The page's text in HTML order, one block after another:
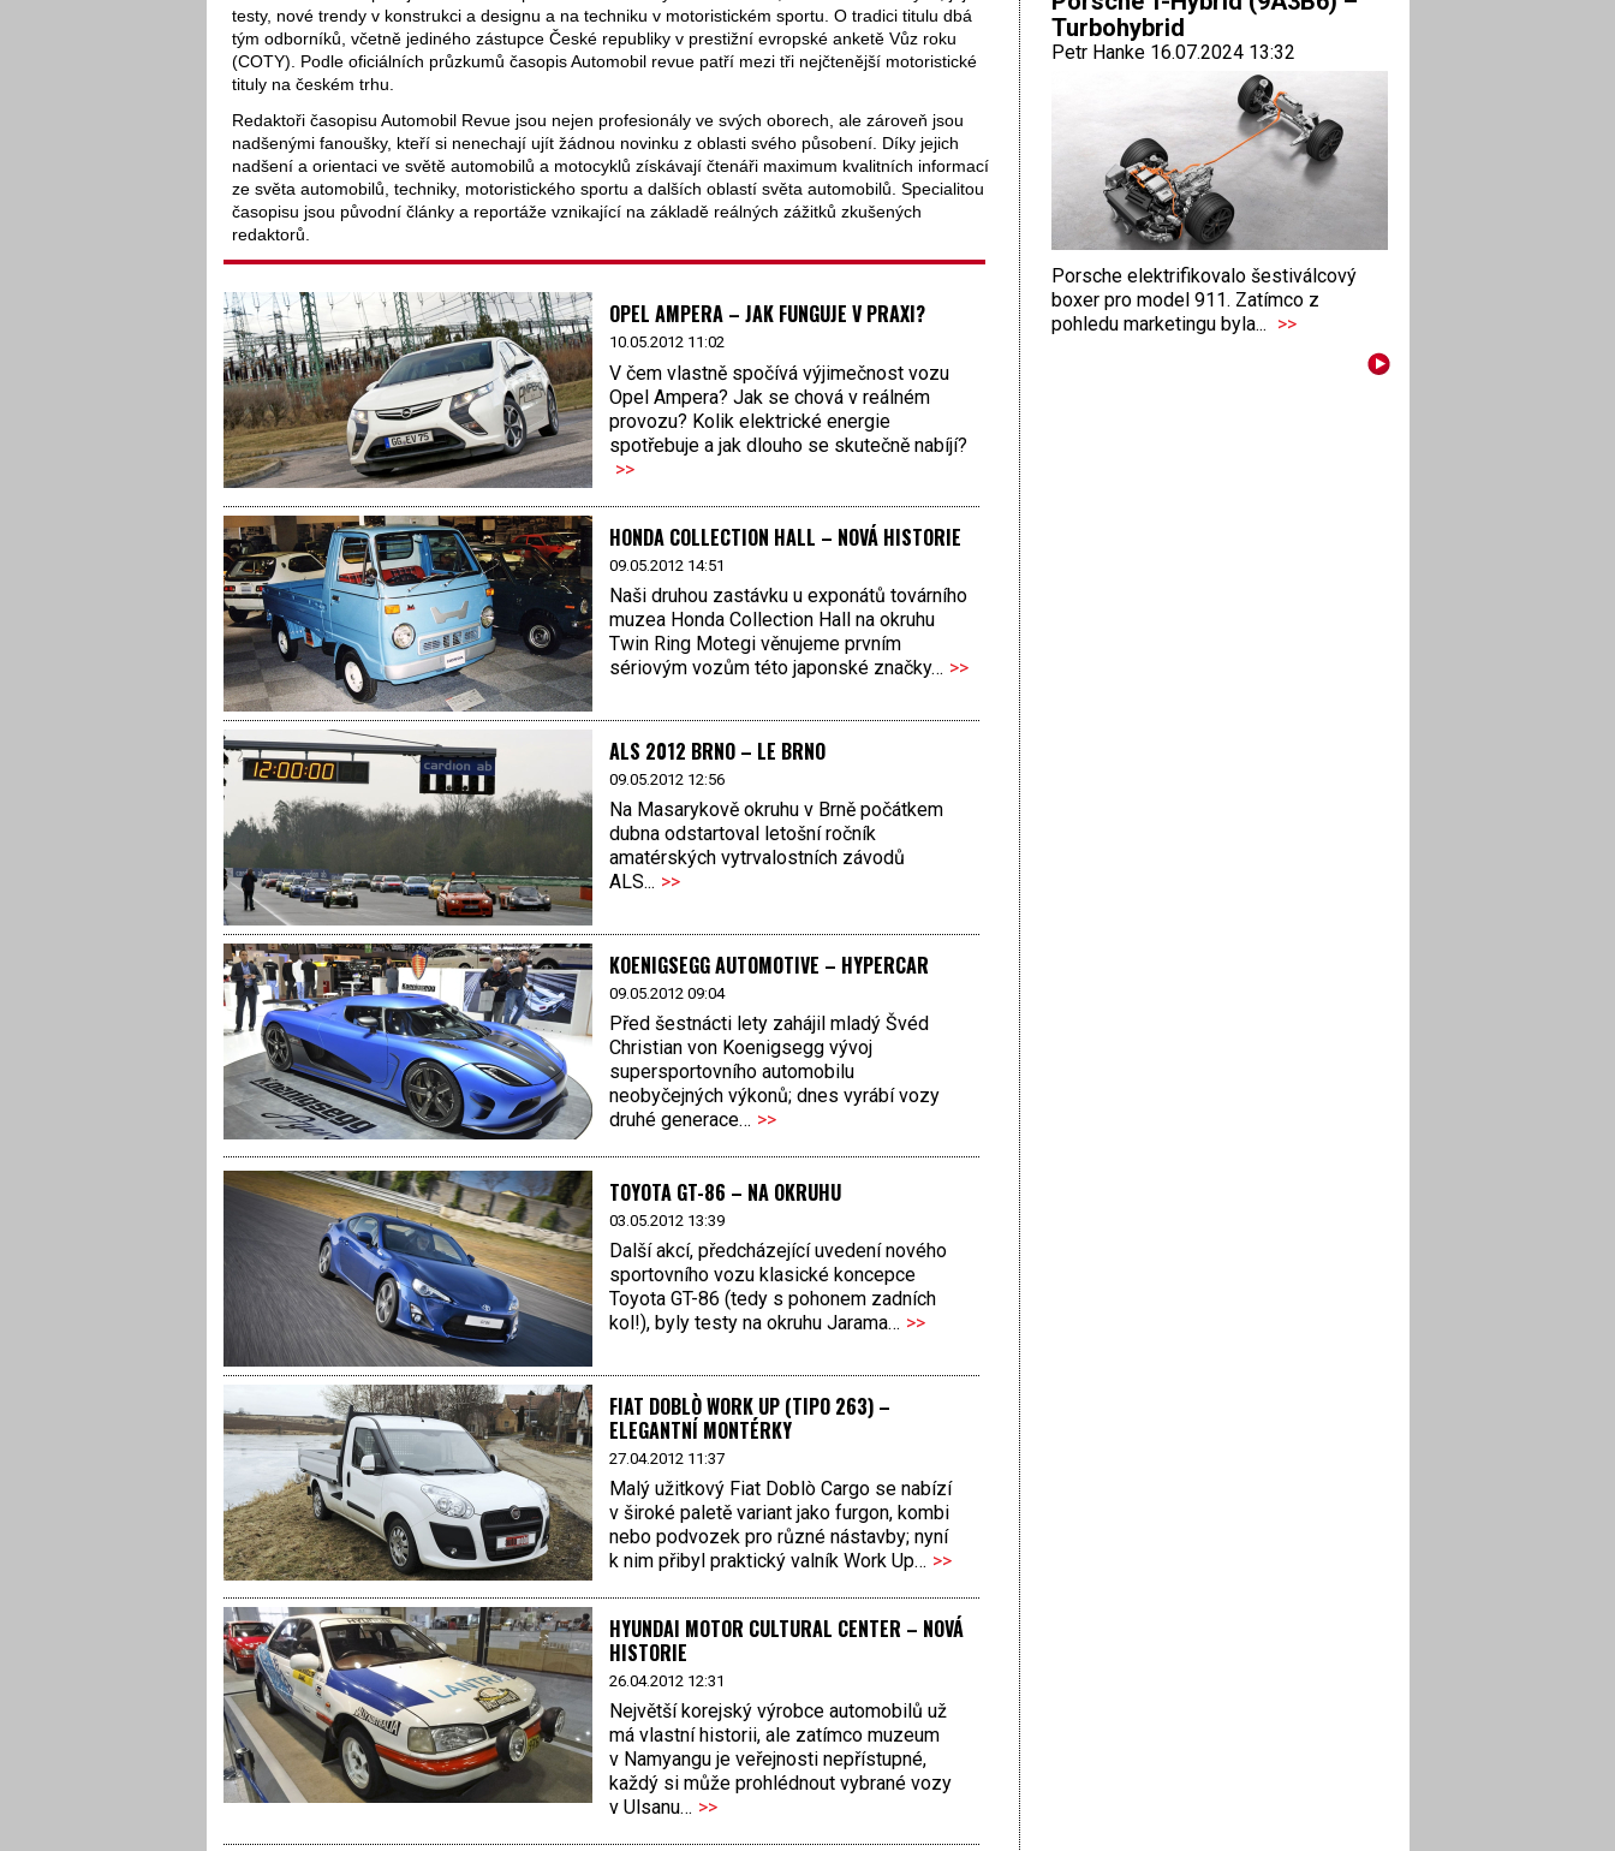
testy, nové trendy v konstrukci a designu a na techniku v motoristickém sportu. O tradici titulu dbá
tým odborníků, včetně jediného zástupce České republiky v prestižní evropské anketě Vůz roku
(COTY). Podle oficiálních průzkumů časopis Automobil revue patří mezi tři nejčtenější motoristické
tituly na českém trhu.
Redaktoři časopisu Automobil Revue jsou nejen profesionály ve svých oborech, ale zároveň jsou
nadšenými fanoušky, kteří si nenechají ujít žádnou novinku z oblasti svého působení. Díky jejich
nadšení a orientaci ve světě automobilů a motocyklů získávají čtenáři maximum kvalitních informací
ze světa automobilů, techniky, motoristického sportu a dalších oblastí světa automobilů. Specialitou
časopisu jsou původní články a reportáže vznikající na základě reálných zážitků zkušených
redaktorů.
OPEL AMPERA – JAK FUNGUJE V PRAXI?
10.05.2012 11:02
V čem vlastně spočívá výjimečnost vozu
Opel Ampera? Jak se chová v reálném
provozu? Kolik elektrické energie
spotřebuje a jak dlouho se skutečně nabíjí?
>>
HONDA COLLECTION HALL – NOVÁ HISTORIE
09.05.2012 14:51
Naši druhou zastávku u exponátů továrního
muzea Honda Collection Hall na okruhu
Twin Ring Motegi věnujeme prvním
sériovým vozům této japonské značky… >>
ALS 2012 BRNO – LE BRNO
09.05.2012 12:56
Na Masarykově okruhu v Brně počátkem
dubna odstartoval letošní ročník
amatérských vytrvalostních závodů
ALS... >>
KOENIGSEGG AUTOMOTIVE – HYPERCAR
09.05.2012 09:04
Před šestnácti lety zahájil mladý Švéd
Christian von Koenigsegg vývoj
supersportovního automobilu
neobyčejných výkonů; dnes vyrábí vozy
druhé generace… >>
TOYOTA GT-86 – NA OKRUHU
03.05.2012 13:39
Další akcí, předcházející uvedení nového
sportovního vozu klasické koncepce
Toyota GT-86 (tedy s pohonem zadních
kol!), byly testy na okruhu Jarama… >>
FIAT DOBLÒ WORK UP (TIPO 263) –
ELEGANTNÍ MONTÉRKY
27.04.2012 11:37
Malý užitkový Fiat Doblò Cargo se nabízí
v široké paletě variant jako furgon, kombi
nebo podvozek pro různé nástavby; nyní
k nim přibyl praktický valník Work Up… >>
HYUNDAI MOTOR CULTURAL CENTER – NOVÁ
HISTORIE
26.04.2012 12:31
Největší korejský výrobce automobilů už
má vlastní historii, ale zatímco muzeum
v Namyangu je veřejnosti nepřístupné,
každý si může prohlédnout vybrané vozy
v Ulsanu… >>
Turbohybrid
Petr Hanke 16.07.2024 13:32
Porsche elektrifikovalo šestiválcový
boxer pro model 911. Zatímco z
pohledu marketingu byla... >>